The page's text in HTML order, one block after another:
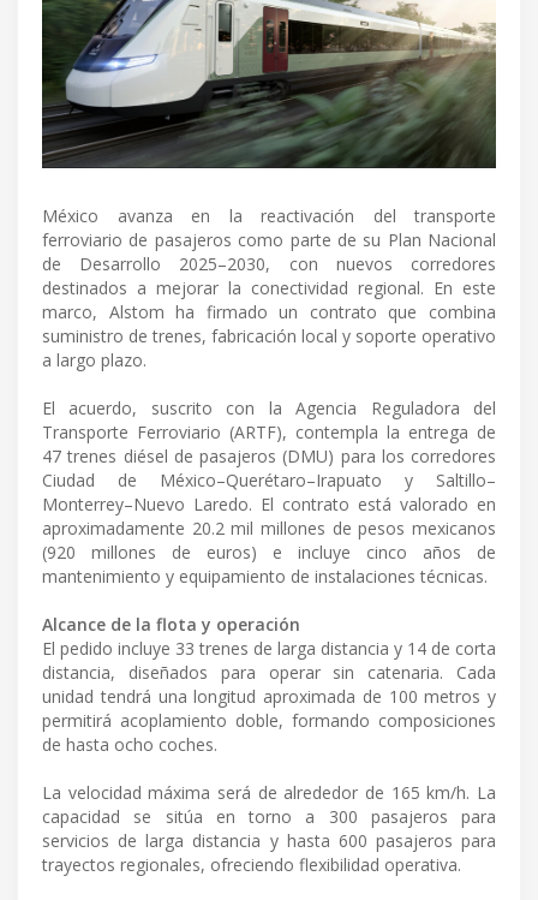
México avanza en la reactivación del transporte
ferroviario de pasajeros como parte de su Plan Nacional
de Desarrollo 2025–2030, con nuevos corredores
destinados a mejorar la conectividad regional. En este
marco, Alstom ha firmado un contrato que combina
suministro de trenes, fabricación local y soporte operativo
a largo plazo.
El acuerdo, suscrito con la Agencia Reguladora del
Transporte Ferroviario (ARTF), contempla la entrega de
47 trenes diésel de pasajeros (DMU) para los corredores
Ciudad de México–Querétaro–Irapuato y Saltillo–
Monterrey–Nuevo Laredo. El contrato está valorado en
aproximadamente 20.2 mil millones de pesos mexicanos
(920 millones de euros) e incluye cinco años de
mantenimiento y equipamiento de instalaciones técnicas.
Alcance de la flota y operación
El pedido incluye 33 trenes de larga distancia y 14 de corta
distancia, diseñados para operar sin catenaria. Cada
unidad tendrá una longitud aproximada de 100 metros y
permitirá acoplamiento doble, formando composiciones
de hasta ocho coches.
La velocidad máxima será de alrededor de 165 km/h. La
capacidad se sitúa en torno a 300 pasajeros para
servicios de larga distancia y hasta 600 pasajeros para
trayectos regionales, ofreciendo flexibilidad operativa.